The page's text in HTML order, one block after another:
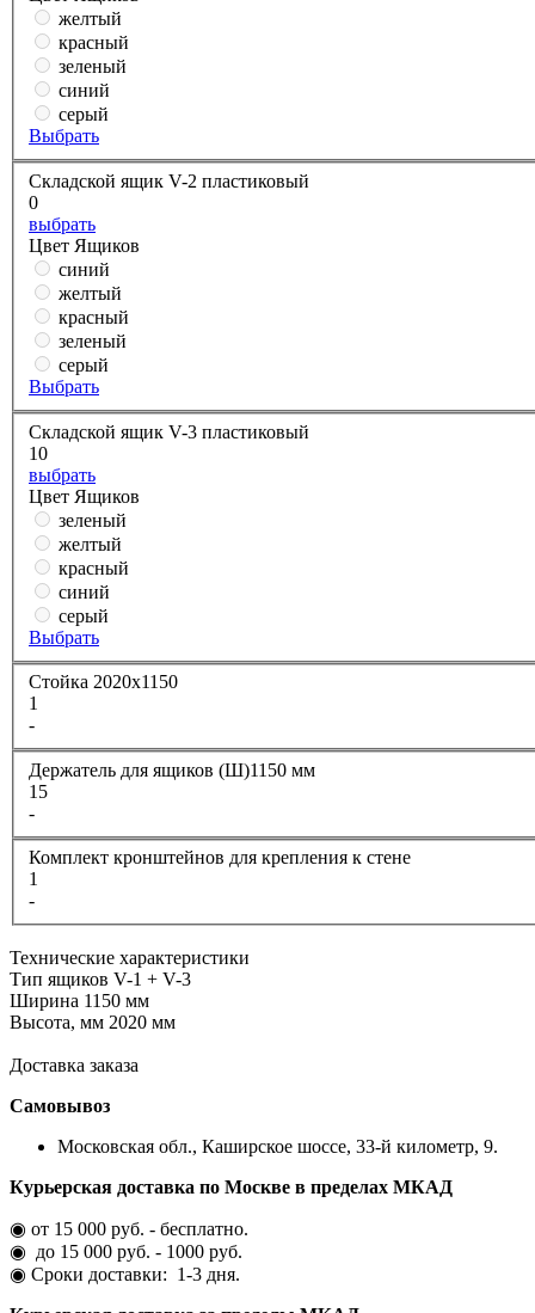
желтый
красный
зеленый
синий
серый
Выбрать
Складской ящик V-2 пластиковый
0
выбрать
Цвет Ящиков
синий
желтый
красный
зеленый
серый
Выбрать
Складской ящик V-3 пластиковый
10
выбрать
Цвет Ящиков
зеленый
желтый
красный
синий
серый
Выбрать
Стойка 2020х1150
1
-
Держатель для ящиков (Ш)1150 мм
15
-
Комплект кронштейнов для крепления к стене
1
-
Технические характеристики
Тип ящиков V-1 + V-3
Ширина 1150 мм
Высота, мм 2020 мм
Доставка заказа
Самовывоз
Московская обл., Каширское шоссе, 33-й километр, 9.
Курьерская доставка по Москве в пределах МКАД
◉ от 15 000 руб. - бесплатно.
◉ до 15 000 руб. - 1000 руб.
◉ Сроки доставки: 1-3 дня.